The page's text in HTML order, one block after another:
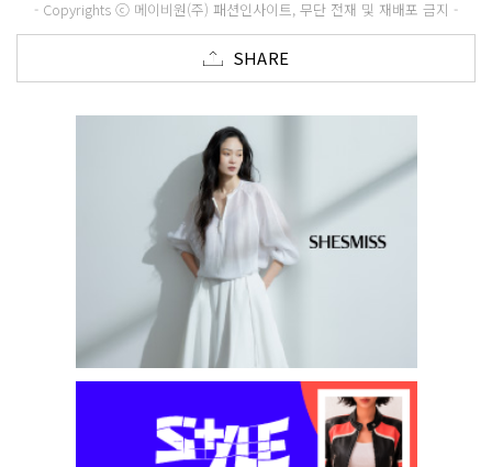
- Copyrights ⓒ 메이비원(주) 패션인사이트, 무단 전재 및 재배포 금지 -
SHARE